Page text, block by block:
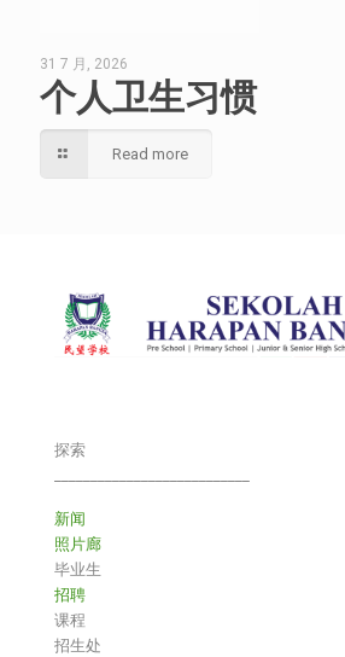
31 7 月, 2026
个人卫生习惯
Read more
探索
新闻
照片廊
毕业生
招聘
课程
招生处